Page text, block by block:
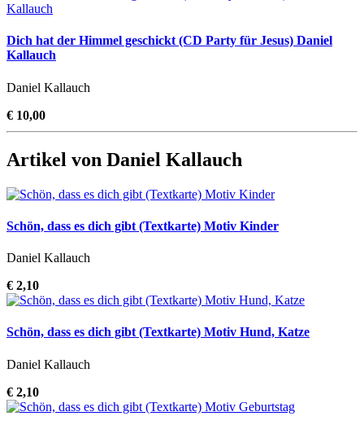
Dich hat der Himmel geschickt (CD Party für Jesus) Daniel
Kallauch
Daniel Kallauch
€ 10,00
Artikel von Daniel Kallauch
Schön, dass es dich gibt (Textkarte) Motiv Kinder
Daniel Kallauch
€ 2,10
Schön, dass es dich gibt (Textkarte) Motiv Hund, Katze
Daniel Kallauch
€ 2,10